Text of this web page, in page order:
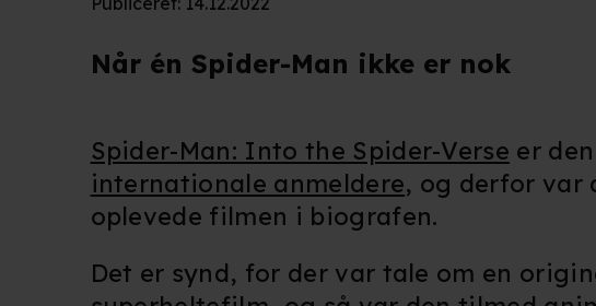
Når én Spider-Man ikke er nok
Spider-Man: Into the Spider-Verse er
internationale anmeldere, og derfor var
oplevede filmen i biografen.
Det er synd, for der var tale om en